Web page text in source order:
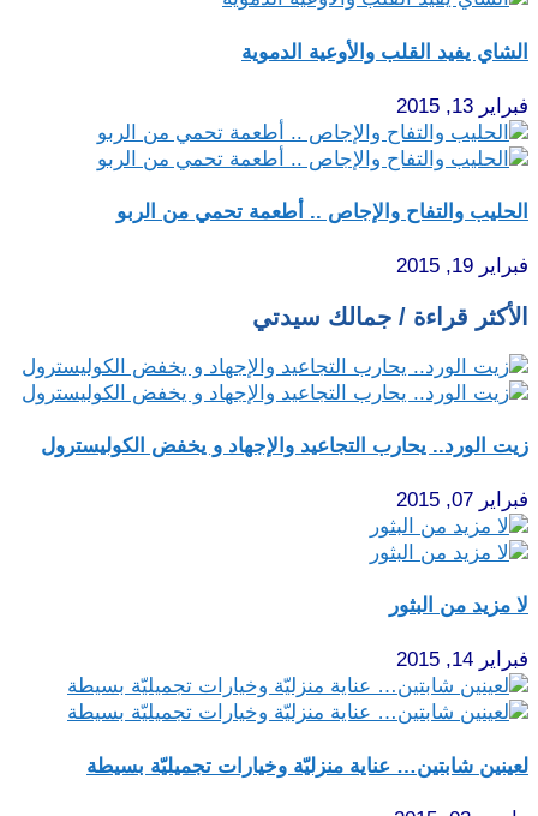
الشاي يفيد القلب والأوعية الدموية
فبراير 13, 2015
الحليب والتفاح والإجاص .. أطعمة تحمي من الربو
فبراير 19, 2015
الأكثر قراءة / جمالك سيدتي
زيت الورد.. يحارب التجاعيد والإجهاد و يخفض الكوليسترول
فبراير 07, 2015
لا مزيد من البثور
فبراير 14, 2015
لعينين شابتين… عناية منزليّة وخيارات تجميليّة بسيطة